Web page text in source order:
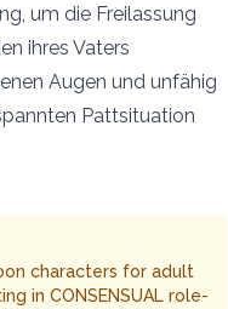
um die Freilassung
ihres Vaters
Augen und unfähig
Pattsituation
characters for adult
in CONSENSUAL role-